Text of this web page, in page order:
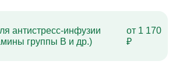
антистресс-инфузии
группы B и др.)
от 1 170
₽